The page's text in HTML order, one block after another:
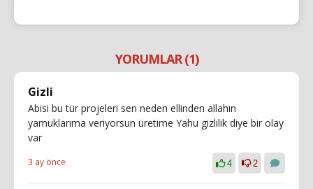
YORUMLAR (1)
Gizli
Abisi bu tür projeleri sen neden ellinden allahın
yamuklarıma veriyorsun üretime Yahu gizlilik diye bir olay
var
3 ay önce 4 2